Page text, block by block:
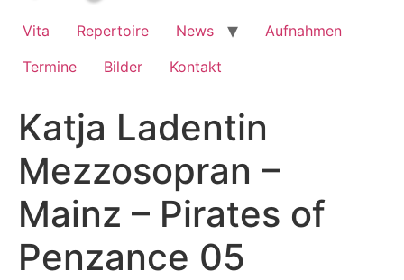
Vita Repertoire News
Aufnahmen
Termine
Bilder Kontakt
Katja Ladentin
Mezzosopran –
Mainz – Pirates of
Penzance 05